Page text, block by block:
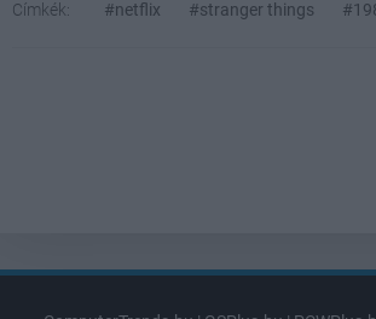
Címkék: #netflix #stranger things